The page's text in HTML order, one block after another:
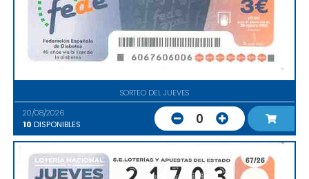
SORTEO DEL JUEVES
20/08/2026
10 DISPONIBLES 0